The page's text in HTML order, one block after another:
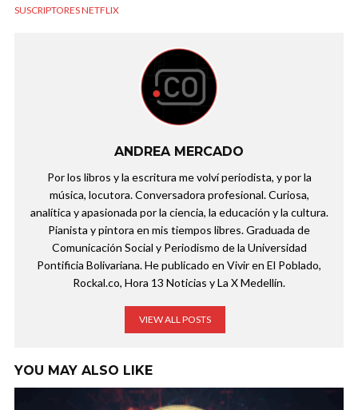
SUSCRIPTORES NETFLIX
ANDREA MERCADO
Por los libros y la escritura me volví periodista, y por la
música, locutora. Conversadora profesional. Curiosa,
analítica y apasionada por la ciencia, la educación y la cultura.
Pianista y pintora en mis tiempos libres. Graduada de
Comunicación Social y Periodismo de la Universidad
Pontificia Bolivariana. He publicado en Vivir en El Poblado,
Rockal.co, Hora 13 Noticias y La X Medellín.
VIEW ALL POSTS
YOU MAY ALSO LIKE